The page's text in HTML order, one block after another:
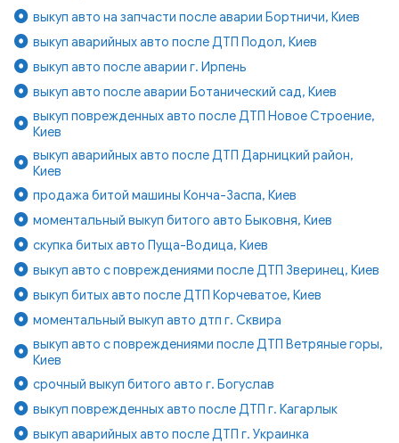
выкуп авто на запчасти после аварии Бортничи, Киев
выкуп аварийных авто после ДТП Подол, Киев
выкуп авто после аварии г. Ирпень
выкуп авто после аварии Ботанический сад, Киев
выкуп поврежденных авто после ДТП Новое Строение,
Киев
выкуп аварийных авто после ДТП Дарницкий район,
Киев
продажа битой машины Конча-Заспа, Киев
моментальный выкуп битого авто Быковня, Киев
скупка битых авто Пуща-Водица, Киев
выкуп авто с повреждениями после ДТП Зверинец, Киев
выкуп битых авто после ДТП Корчеватое, Киев
моментальный выкуп авто дтп г. Сквира
выкуп авто с повреждениями после ДТП Ветряные горы,
Киев
срочный выкуп битого авто г. Богуслав
выкуп поврежденных авто после ДТП г. Кагарлык
выкуп аварийных авто после ДТП г. Украинка